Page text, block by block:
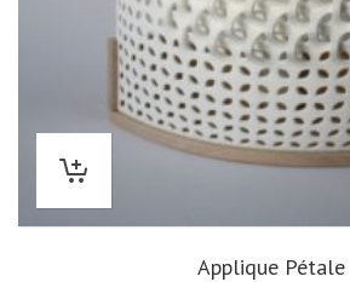
Applique Pétale